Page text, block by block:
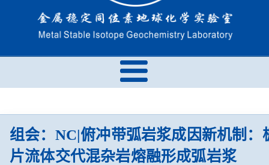
组会：NC|俯冲带弧岩浆成因新机制：
片流体交代混杂岩熔融形成弧岩浆